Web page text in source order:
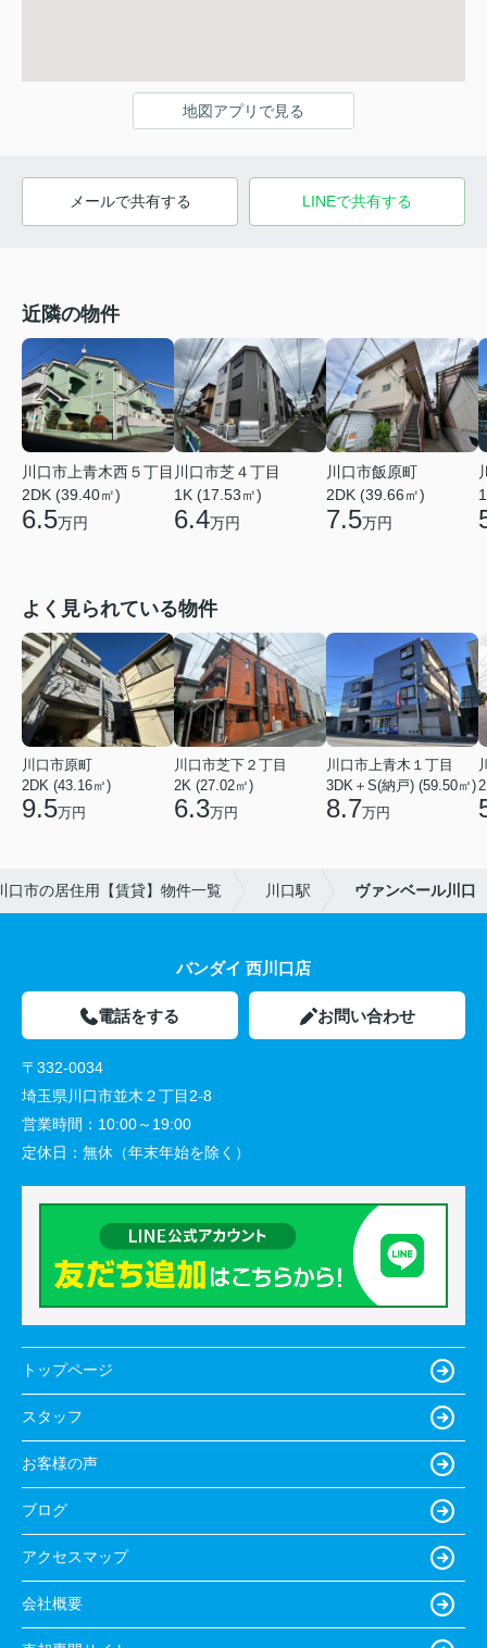
地図アプリで見る
メールで共有する LINEで共有する
近隣の物件
川口市上青木西５丁目
2DK (39.40㎡)
6.5万円
川口市芝４丁目
1K (17.53㎡)
6.4万円
川口市飯原町
2DK (39.66㎡)
7.5万円
よく見られている物件
川口市原町
2DK (43.16㎡)
9.5万円
川口市芝下２丁目
2K (27.02㎡)
6.3万円
川口市上青木１丁目
3DK＋S(納戸) (59.50㎡)
8.7万円
口市の居住用【賃貸】物件一覧 川口駅 ヴァンベール川口
バンダイ 西川口店
電話をする お問い合わせ
〒332-0034
埼玉県川口市並木２丁目2-8
営業時間： 10:00～19:00
定休日： 無休（年末年始を除く）
トップページ
スタッフ
お客様の声
ブログ
アクセスマップ
会社概要